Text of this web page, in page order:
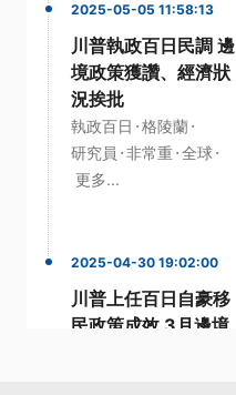
2025-05-05 11:58:13
川普執政百日民調 邊
境政策獲讚、經濟狀
況挨批
執政百日 ·格陵蘭·
研究員 ·非常重·全球·
更多...
2025-04-30 19:02:00
川普上任百日自豪移
民政策成效 3月邊境